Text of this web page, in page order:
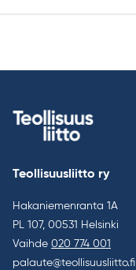
Teollisuusliitto ry
Hakaniemenranta 1A
PL 107, 00531 Helsinki
Vaihde 020 774 001
palaute@teollisuusliitto.fi